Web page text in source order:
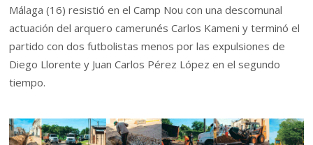
Málaga (16) resistió en el Camp Nou con una descomunal
actuación del arquero camerunés Carlos Kameni y terminó el
partido con dos futbolistas menos por las expulsiones de
Diego Llorente y Juan Carlos Pérez López en el segundo
tiempo.